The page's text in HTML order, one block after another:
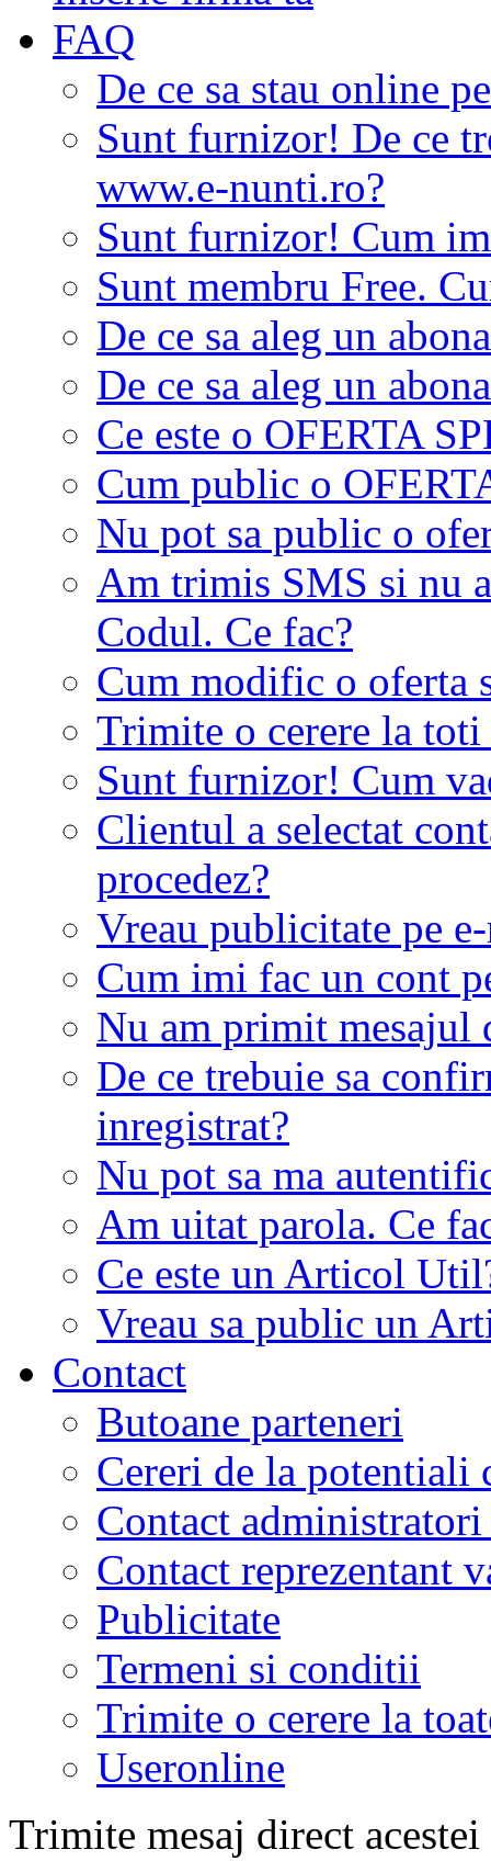
FAQ
De ce sa stau online
Sunt furnizor! De ce
www.e-nunti.ro?
Sunt furnizor! Cum
Sunt membru Free.
De ce sa aleg un
De ce sa aleg un
Ce este o OFERTA
Cum public o
Nu pot sa public o
Am trimis SMS si nu
Codul. Ce fac?
Cum modific o oferta
Trimite o cerere la
Sunt furnizor! Cum
Clientul a selectat
procedez?
Vreau publicitate pe
Cum imi fac un cont
Nu am primit mesajul
De ce trebuie sa
inregistrat?
Nu pot sa ma
Am uitat parola. Ce
Ce este un Articol
Vreau sa public un
Contact
Butoane parteneri
Cereri de la potentiali
Contact
Contact reprezentant
Publicitate
Termeni si conditii
Trimite o cerere la
Useronline
Trimite mesaj direct